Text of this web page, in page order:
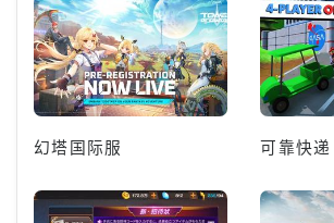
幻塔国际服 可靠快递